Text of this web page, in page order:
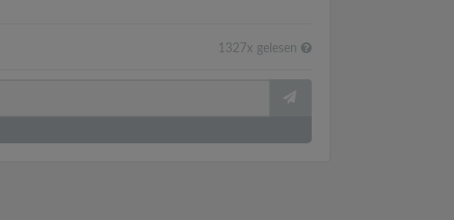
1327x gelesen